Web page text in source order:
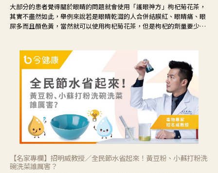
大部分的患者覺得關於眼睛的問題就會使用「護眼神方」枸杞菊花茶，
其實不盡然如此，舉例來說若是眼睛乾澀的人合併結膜紅、眼睛痛、眼
屎多而且顏色黃，當然就可以使用枸杞菊花茶，但是枸杞的劑量要少，
候就要使用菊花、金銀花來治療；假如單純的眼睛乾澀，結膜沒有紅，
眼睛周圍沒有眼屎，這種情況是屬於「陰虛」，就可以使用枸杞、蓮
藕、麥門冬、山藥等比較滋潤的藥材，效果就更顯著。
【名家專欄】招明威教授／全民節水省起來！黃豆粉、小蘇打粉洗
碗洗菜誰厲害？